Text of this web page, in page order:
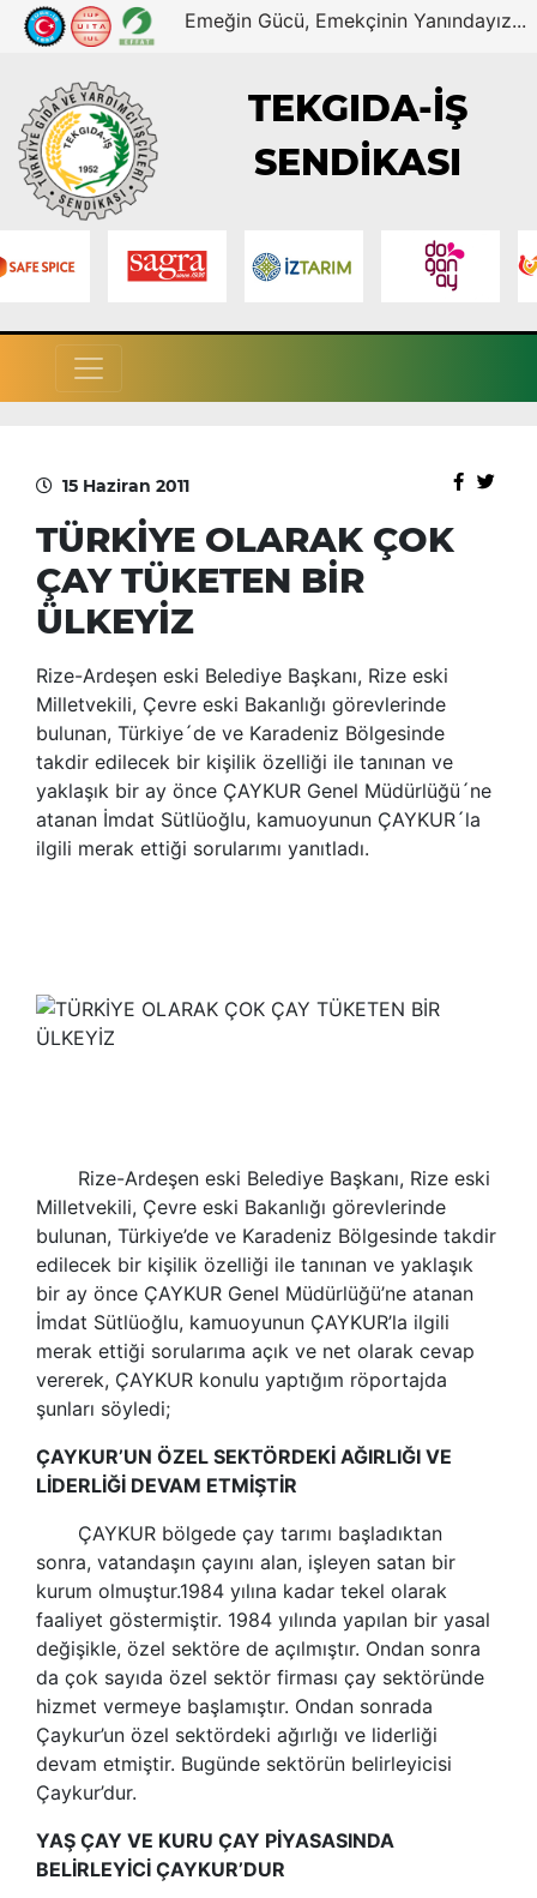
Emeğin Gücü, Emekçinin Yanındayız...
TEKGIDA-İŞ
SENDİKASI
15 Haziran 2011
TÜRKİYE OLARAK ÇOK
ÇAY TÜKETEN BİR
ÜLKEYİZ
Rize-Ardeşen eski Belediye Başkanı, Rize eski
Milletvekili, Çevre eski Bakanlığı görevlerinde
bulunan, Türkiye´de ve Karadeniz Bölgesinde
takdir edilecek bir kişilik özelliği ile tanınan ve
yaklaşık bir ay önce ÇAYKUR Genel Müdürlüğü´ne
atanan İmdat Sütlüoğlu, kamuoyunun ÇAYKUR´la
ilgili merak ettiği sorularımı yanıtladı.
Rize-Ardeşen eski Belediye Başkanı, Rize eski
Milletvekili, Çevre eski Bakanlığı görevlerinde
bulunan, Türkiye’de ve Karadeniz Bölgesinde takdir
edilecek bir kişilik özelliği ile tanınan ve yaklaşık
bir ay önce ÇAYKUR Genel Müdürlüğü’ne atanan
İmdat Sütlüoğlu, kamuoyunun ÇAYKUR’la ilgili
merak ettiği sorularıma açık ve net olarak cevap
vererek, ÇAYKUR konulu yaptığım röportajda
şunları söyledi;
ÇAYKUR’UN ÖZEL SEKTÖRDEKİ AĞIRLIĞI VE
LİDERLİĞİ DEVAM ETMİŞTİR
ÇAYKUR bölgede çay tarımı başladıktan
sonra, vatandaşın çayını alan, işleyen satan bir
kurum olmuştur.1984 yılına kadar tekel olarak
faaliyet göstermiştir. 1984 yılında yapılan bir yasal
değişikle, özel sektöre de açılmıştır. Ondan sonra
da çok sayıda özel sektör firması çay sektöründe
hizmet vermeye başlamıştır. Ondan sonrada
Çaykur’un özel sektördeki ağırlığı ve liderliği
devam etmiştir. Bugünde sektörün belirleyicisi
Çaykur’dur.
YAŞ ÇAY VE KURU ÇAY PİYASASINDA
BELİRLEYİCİ ÇAYKUR’DUR